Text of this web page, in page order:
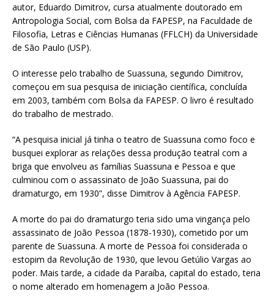
autor, Eduardo Dimitrov, cursa atualmente doutorado em
Antropologia Social, com Bolsa da FAPESP, na Faculdade de
Filosofia, Letras e Ciências Humanas (FFLCH) da Universidade
de São Paulo (USP).
O interesse pelo trabalho de Suassuna, segundo Dimitrov,
começou em sua pesquisa de iniciação científica, concluída
em 2003, também com Bolsa da FAPESP. O livro é resultado
do trabalho de mestrado.
“A pesquisa inicial já tinha o teatro de Suassuna como foco e
busquei explorar as relações dessa produção teatral com a
briga que envolveu as famílias Suassuna e Pessoa e que
culminou com o assassinato de João Suassuna, pai do
dramaturgo, em 1930”, disse Dimitrov à Agência FAPESP.
A morte do pai do dramaturgo teria sido uma vingança pelo
assassinato de João Pessoa (1878-1930), cometido por um
parente de Suassuna. A morte de Pessoa foi considerada o
estopim da Revolução de 1930, que levou Getúlio Vargas ao
poder. Mais tarde, a cidade da Paraíba, capital do estado, teria
o nome alterado em homenagem a João Pessoa.